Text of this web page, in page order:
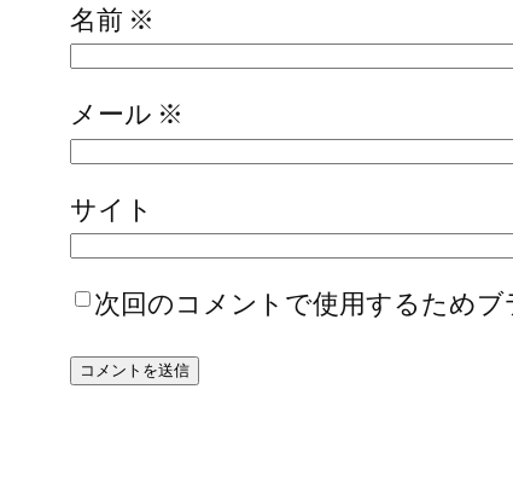
名前 ※
メール ※
サイト
次回のコメントで使用するため